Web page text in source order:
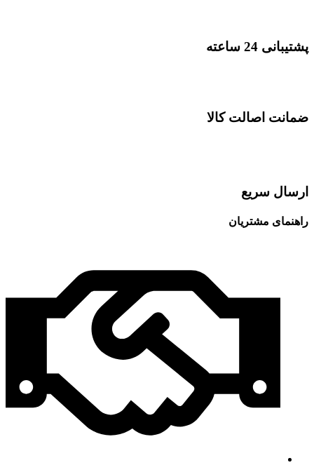
پشتیبانی 24 ساعته
ضمانت اصالت کالا
ارسال سریع
راهنمای مشتریان